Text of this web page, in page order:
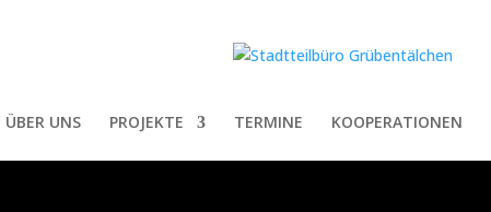
ÜBER UNS PROJEKTE TERMINE KOOPERATIONEN